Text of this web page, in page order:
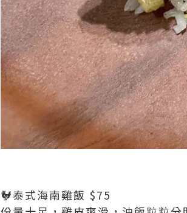
🐓泰式海南雞飯 $75